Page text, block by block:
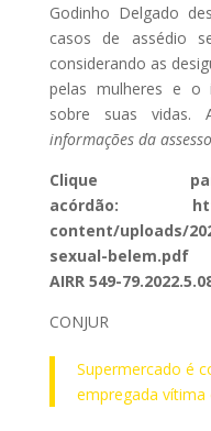
Godinho Delgado
casos de assédio
considerando as
pelas mulheres e o
sobre suas vidas.
informações da
Clique
acórdão:
content/uploads/
sexual-belem.pdf
AIRR 549-
CONJUR
Supermercado é
empregada vítima